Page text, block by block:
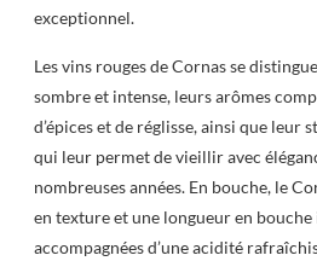
exceptionnel.
Les vins rouges de Cornas se
sombre et intense, leurs arômes
d’épices et de réglisse, ainsi que
qui leur permet de vieillir avec
nombreuses années. En bouche, le
en texture et une longueur en
accompagnées d’une acidité